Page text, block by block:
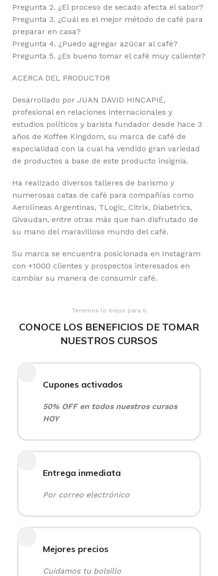
Pregunta 2. ¿El proceso de secado afecta el sabor?
Pregunta 3. ¿Cuál es el mejor método de café para
preparar en casa?
Pregunta 4. ¿Puedo agregar azúcar al café?
Pregunta 5. ¿Es bueno tomar el café muy caliente?
ACERCA DEL PRODUCTOR
Desarrollado por JUAN DAVID HINCAPIÉ,
profesional en relaciones internacionales y
estudios políticos y barista fundador desde hace 3
años de Koffee Kingdom, su marca de café de
especialidad con la cual ha vendido gran variedad
de productos a base de este producto insignia.
Ha realizado diversos talleres de barismo y
numerosas catas de café para compañías como
Aerolíneas Argentinas, TLogic, Citrix, Diabetrics,
Givaudan, entre otras más que han disfrutado de
su mano del maravilloso mundo del café.
Su marca se encuentra posicionada en Instagram
con +1000 clientes y prospectos interesados en
cambiar su manera de consumir café.
Tenemos lo mejor para ti
CONOCE LOS BENEFICIOS DE TOMAR
NUESTROS CURSOS
Cupones activados
50% OFF en todos nuestros cursos
HOY
Entrega inmediata
Por correo electrónico
Mejores precios
Cuidamos tu bolsillo